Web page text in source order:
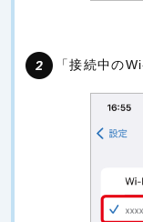
「接続中の